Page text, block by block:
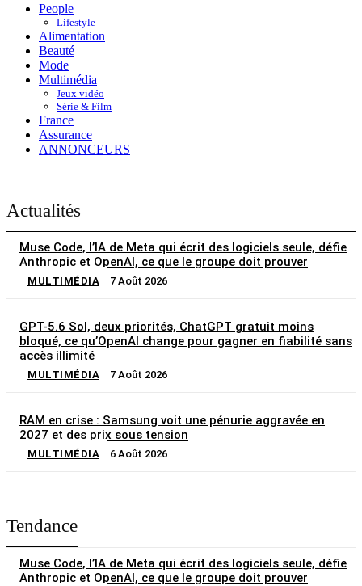
People
Lifestyle
Alimentation
Beauté
Mode
Multimédia
Jeux vidéo
Série & Film
France
Assurance
ANNONCEURS
Actualités
Muse Code, l’IA de Meta qui écrit des logiciels seule, défie
Anthropic et OpenAI, ce que le groupe doit prouver
MULTIMÉDIA 7 Août 2026
GPT-5.6 Sol, deux priorités, ChatGPT gratuit moins
bloqué, ce qu’OpenAI change pour gagner en fiabilité sans
accès illimité
MULTIMÉDIA 7 Août 2026
RAM en crise : Samsung voit une pénurie aggravée en
2027 et des prix sous tension
MULTIMÉDIA 6 Août 2026
Tendance
Muse Code, l’IA de Meta qui écrit des logiciels seule, défie
Anthropic et OpenAI, ce que le groupe doit prouver